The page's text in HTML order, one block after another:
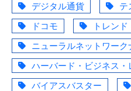
デジタル通貨
テ
ドコモ
トレンド
ニューラルネットワーク
ハーバード・ビジネス・
バイアスバスター